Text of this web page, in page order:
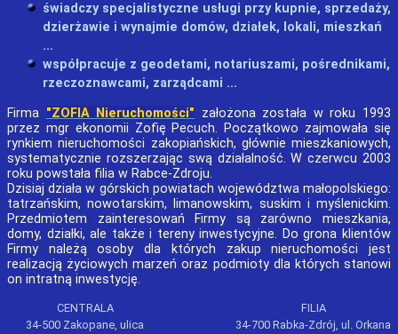
świadczy specjalistyczne usługi przy kupnie, sprzedaży,
dzierżawie i wynajmie domów, działek, lokali, mieszkań
...
współpracuje z geodetami, notariuszami, pośrednikami,
rzeczoznawcami, zarządcami ...
Firma "ZOFIA Nieruchomości" założona została w roku 1993
przez mgr ekonomii Zofię Pecuch. Początkowo zajmowała się
rynkiem nieruchomości zakopiańskich, głównie mieszkaniowych,
systematycznie rozszerzając swą działalność. W czerwcu 2003
roku powstała filia w Rabce-Zdroju.
Dzisiaj działa w górskich powiatach województwa małopolskiego:
tatrzańskim, nowotarskim, limanowskim, suskim i myślenickim.
Przedmiotem zainteresowań Firmy są zarówno mieszkania,
domy, działki, ale także i tereny inwestycyjne. Do grona klientów
Firmy należą osoby dla których zakup nieruchomości jest
realizacją życiowych marzeń oraz podmioty dla których stanowi
on intratną inwestycję.
CENTRALA
FILIA
34-500 Zakopane, ulica
34-700 Rabka-Zdrój, ul. Orkana